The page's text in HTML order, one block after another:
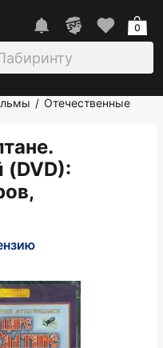
0
/ Отечественные
(DVD):